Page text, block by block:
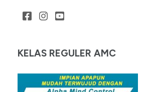
KELAS REGULER AMC